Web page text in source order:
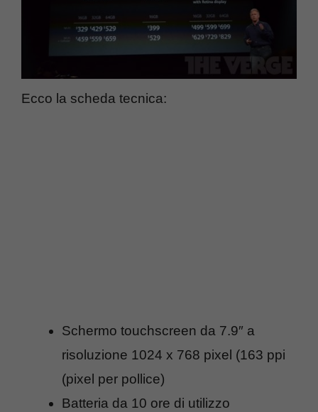
Ecco la scheda tecnica:
Schermo touchscreen da 7.9″ a
risoluzione 1024 x 768 pixel (163 ppi
(pixel per pollice)
Batteria da 10 ore di utilizzo